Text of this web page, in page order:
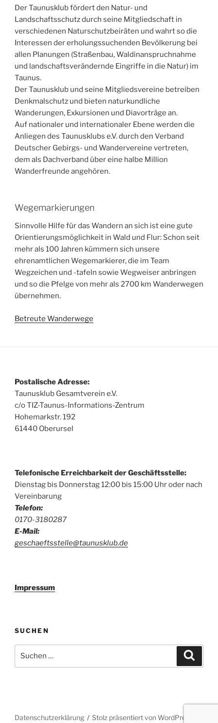
Der Taunusklub fördert den Natur- und
Landschaftsschutz durch seine Mitgliedschaft in
verschiedenen Naturschutzbeiräten und wahrt so die
Interessen der erholungssuchenden Bevölkerung bei
allen Planungen (Straßenbau, Waldinanspruchnahme
und landschaftsverändernde Eingriffe in die Natur) im
Taunus.
Der Taunusklub und seine Mitgliedsvereine betreiben
Denkmalschutz und bieten naturkundliche
Wanderungen, Exkursionen und Diavorträge an.
Auf nationaler und internationaler Ebene werden die
Anliegen des Taunusklubs e.V. durch den Verband
Deutscher Gebirgs- und Wandervereine vertreten,
dem als Dachverband über eine halbe Million
Wanderfreunde angehören.
Wegemarkierungen
Sinnvolle Hilfe für das Wandern an sich ist eine gute
Orientierungsmöglichkeit in Wald und Flur: Schon seit
mehr als 100 Jahren kümmern sich unsere
ehrenamtlichen Wegemarkierer, die im Team
Wegzeichen und -tafeln sowie Wegweiser anbringen
und so die Pfelge von mehr als 2700 km Wanderwegen
übernehmen.
Betreute Wanderwege
Postalische Adresse:
Taunusklub Gesamtverein e.V.
c/o TIZ-Taunus-Informations-Zentrum
Hohemarkstr. 192
61440 Oberursel
Telefonische Erreichbarkeit der Geschäftsstelle:
Dienstag bis Donnerstag 12:00 bis 15:00 Uhr oder nach
Vereinbarung
Telefon:
0170-3180287
E-Mail:
geschaeftsstelle@taunusklub.de
Impressum
SUCHEN
nach:
Datenschutzerklärung Stolz präsentiert von WordPress